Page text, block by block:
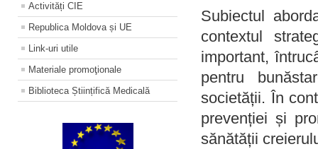
Activități CIE
Republica Moldova și UE
Link-uri utile
Materiale promoţionale
Biblioteca Științifică Medicală
Subiectul
contextul
important,
pentru
societății. În
prevenției și
sănătății